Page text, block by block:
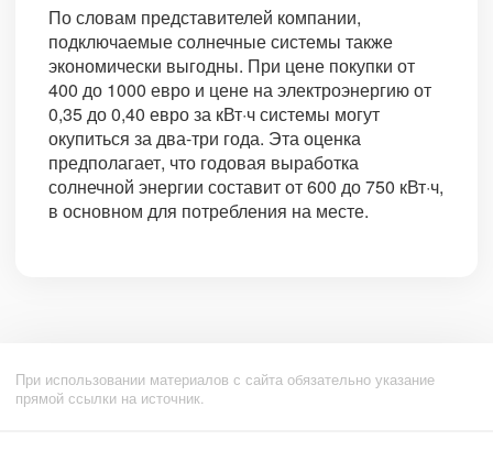
По словам представителей компании,
подключаемые солнечные системы также
экономически выгодны. При цене покупки от
400 до 1000 евро и цене на электроэнергию от
0,35 до 0,40 евро за кВт·ч системы могут
окупиться за два-три года. Эта оценка
предполагает, что годовая выработка
солнечной энергии составит от 600 до 750 кВт·ч,
в основном для потребления на месте.
При использовании материалов с сайта обязательно указание
прямой ссылки на источник.